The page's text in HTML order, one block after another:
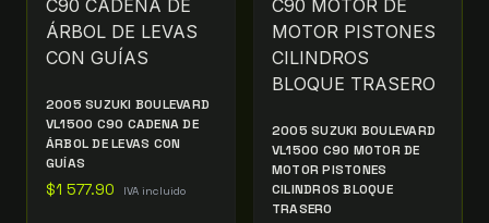
2005 SUZUKI BOULEVARD
VL1500 C90 CADENA DE
ÁRBOL DE LEVAS CON
GUÍAS
$1 577.90 IVA incluido
2005 SUZUKI BOULEVARD
VL1500 C90 MOTOR DE
MOTOR PISTONES
CILINDROS BLOQUE
TRASERO